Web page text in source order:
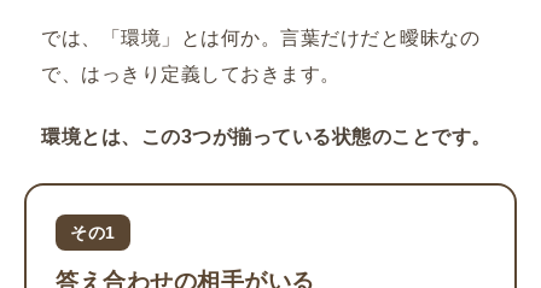
では、「環境」とは何か。言葉だけだと曖昧なの
で、はっきり定義しておきます。
環境とは、この3つが揃っている状態のことです。
その1
答え合わせの相手がいる